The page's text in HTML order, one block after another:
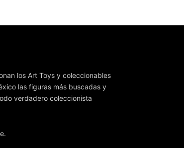
los Art Toys y coleccionables
las figuras más buscadas y
verdadero coleccionista